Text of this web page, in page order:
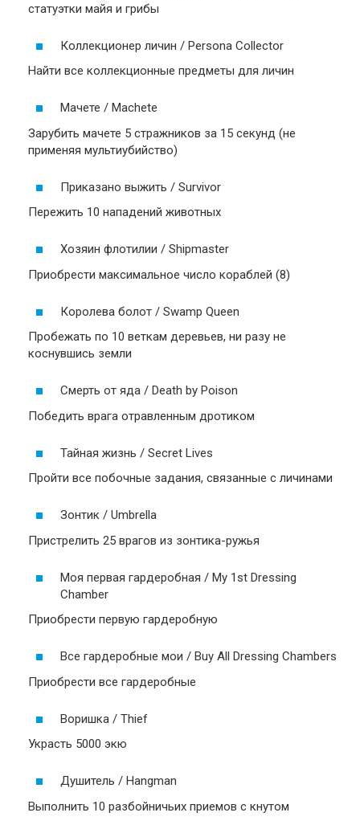
статуэтки майя и грибы
Коллекционер личин / Persona Collector
Найти все коллекционные предметы для личин
Мачете / Machete
Зарубить мачете 5 стражников за 15 секунд (не
применяя мультиубийство)
Приказано выжить / Survivor
Пережить 10 нападений животных
Хозяин флотилии / Shipmaster
Приобрести максимальное число кораблей (8)
Королева болот / Swamp Queen
Пробежать по 10 веткам деревьев, ни разу не
коснувшись земли
Смерть от яда / Death by Poison
Победить врага отравленным дротиком
Тайная жизнь / Secret Lives
Пройти все побочные задания, связанные с личинами
Зонтик / Umbrella
Пристрелить 25 врагов из зонтика-ружья
Моя первая гардеробная / My 1st Dressing
Chamber
Приобрести первую гардеробную
Все гардеробные мои / Buy All Dressing Chambers
Приобрести все гардеробные
Воришка / Thief
Украсть 5000 экю
Душитель / Hangman
Выполнить 10 разбойничьих приемов с кнутом